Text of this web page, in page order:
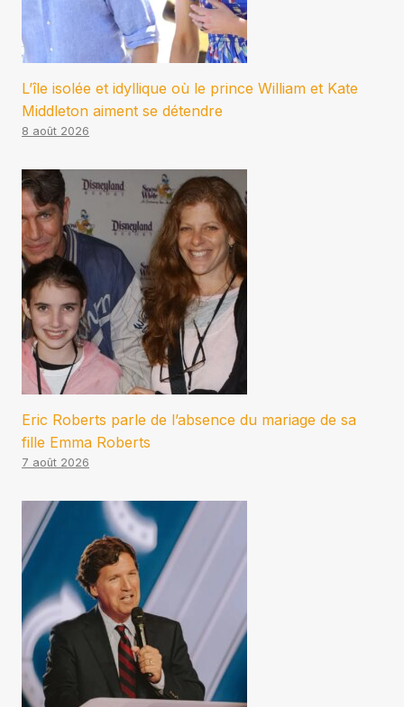
L’île isolée et idyllique où le prince William et Kate
Middleton aiment se détendre
8 août 2026
Eric Roberts parle de l’absence du mariage de sa
fille Emma Roberts
7 août 2026